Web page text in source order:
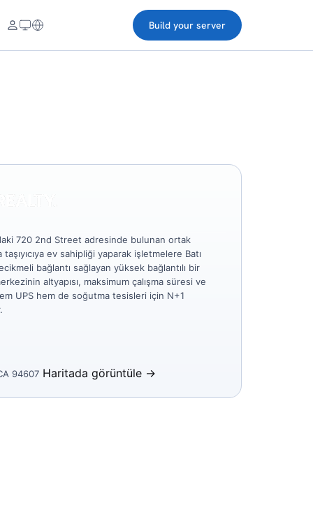
Build your server
720 2nd Street adresinde bulunan ortak
ev sahipliği yaparak işletmelere Batı
bağlantı sağlayan yüksek bağlantılı bir
altyapısı, maksimum çalışma süresi ve
UPS hem de soğutma tesisleri için N+1
94607 Haritada görüntüle →